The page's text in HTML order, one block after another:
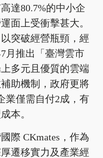
達80.7%的中小企
面上受衝擊甚大。
突破經營瓶頸，經
月推出「臺灣雲市
多元且優質的雲端
助機制，政府更將
業僅需自付2成，有
本。
際 CKmates，作為
遷移實力及產業經